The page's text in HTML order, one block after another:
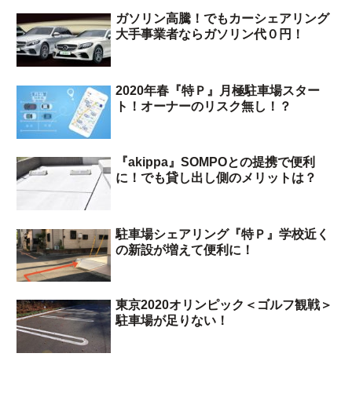
ガソリン高騰！でもカーシェアリング
大手事業者ならガソリン代０円！
2020年春『特Ｐ』月極駐車場スター
ト！オーナーのリスク無し！？
『akippa』SOMPOとの提携で便利
に！でも貸し出し側のメリットは？
駐車場シェアリング『特Ｐ』学校近く
の新設が増えて便利に！
東京2020オリンピック＜ゴルフ観戦＞
駐車場が足りない！